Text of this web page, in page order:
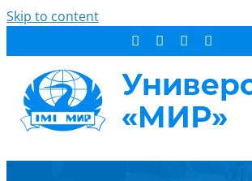
Skip to content